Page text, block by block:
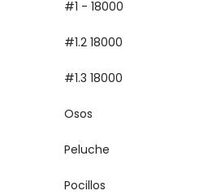
#1 - 18000
#1.2 18000
#1.3 18000
Osos
Peluche
Pocillos